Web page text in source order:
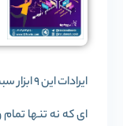
ایرادات